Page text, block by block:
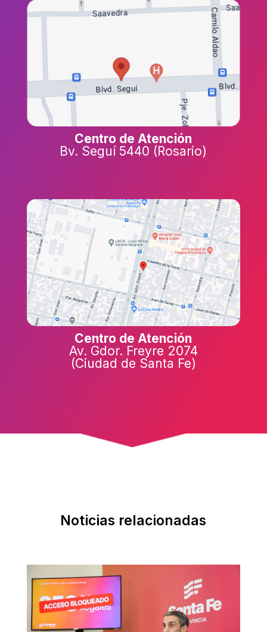
Centro de Atención
Bv. Seguí 5440 (Rosario)
Centro de Atención
Av. Gdor. Freyre 2074
(Ciudad de Santa Fe)
Noticias relacionadas